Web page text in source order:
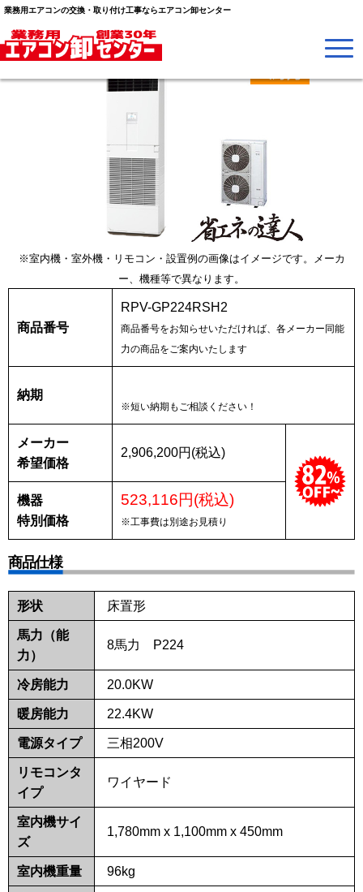
業務用エアコンの交換・取り付け工事ならエアコン卸センター
※室内機・室外機・リモコン・設置例の画像はイメージです。メーカ
ー、機種等で異なります。
商品番号
RPV-GP224RSH2
商品番号をお知らせいただければ、各メーカー同能
力の商品をご案内いたします
納期
※短い納期もご相談ください！
メーカー
希望価格
2,906,200円(税込)
機器
特別価格
523,116円(税込)
※工事費は別途お見積り
商品仕様
形状 床置形
馬力（能
力）
8馬力 P224
冷房能力 20.0KW
暖房能力 22.4KW
電源タイプ 三相200V
リモコンタ
イプ
ワイヤード
室内機サイ
ズ
1,780mm x 1,100mm x 450mm
室内機重量 96kg